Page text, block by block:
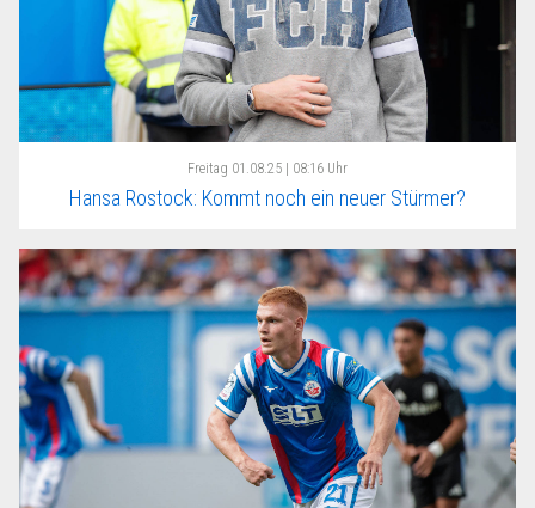
Freitag 01.08.25 | 08:16 Uhr
Hansa Rostock: Kommt noch ein neuer Stürmer?